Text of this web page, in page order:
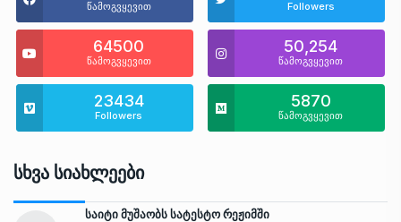
წამოგვყევით Followers
64500
წამოგვყევით
50,254
წამოგვყევით
23434
Followers
5870
წამოგვყევით
Სხვა Სიახლეები
საიტი მუშაობს სატესტო რეჟიმში